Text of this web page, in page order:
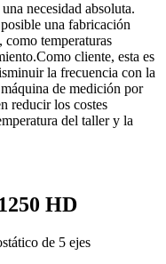
necesidad absoluta.
una fabricación
como temperaturas
cliente, esta es
la frecuencia con la
de medición por
reducir los costes
del taller y la
HD
de 5 ejes